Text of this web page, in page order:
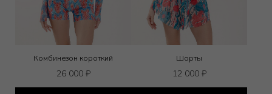
Комбинезон короткий
26 000 ₽
Шорты
12 000 ₽